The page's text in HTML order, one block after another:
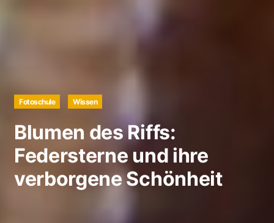
Fotoschule Wissen
Blumen des Riffs:
Federsterne und ihre
verborgene Schönheit